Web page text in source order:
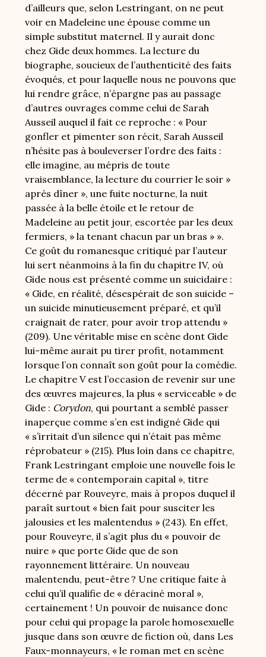
d’ailleurs que, selon Lestringant, on ne peut
voir en Madeleine une épouse comme un
simple substitut maternel. Il y aurait donc
chez Gide deux hommes. La lecture du
biographe, soucieux de l’authenticité des faits
évoqués, et pour laquelle nous ne pouvons que
lui rendre grâce, n’épargne pas au passage
d’autres ouvrages comme celui de Sarah
Ausseil auquel il fait ce reproche : « Pour
gonfler et pimenter son récit, Sarah Ausseil
n’hésite pas à bouleverser l’ordre des faits :
elle imagine, au mépris de toute
vraisemblance, la lecture du courrier le soir »
après dîner », une fuite nocturne, la nuit
passée à la belle étoile et le retour de
Madeleine au petit jour, escortée par les deux
fermiers, » la tenant chacun par un bras » ».
Ce goût du romanesque critiqué par l’auteur
lui sert néanmoins à la fin du chapitre IV, où
Gide nous est présenté comme un suicidaire :
« Gide, en réalité, désespérait de son suicide –
un suicide minutieusement préparé, et qu’il
craignait de rater, pour avoir trop attendu »
(209). Une véritable mise en scène dont Gide
lui-même aurait pu tirer profit, notamment
lorsque l’on connaît son goût pour la comédie.
Le chapitre V est l’occasion de revenir sur une
des œuvres majeures, la plus « serviceable » de
Gide : Corydon, qui pourtant a semblé passer
inaperçue comme s’en est indigné Gide qui
« s’irritait d’un silence qui n’était pas même
réprobateur » (215). Plus loin dans ce chapitre,
Frank Lestringant emploie une nouvelle fois le
terme de « contemporain capital », titre
décerné par Rouveyre, mais à propos duquel il
paraît surtout « bien fait pour susciter les
jalousies et les malentendus » (243). En effet,
pour Rouveyre, il s’agit plus du « pouvoir de
nuire » que porte Gide que de son
rayonnement littéraire. Un nouveau
malentendu, peut-être ? Une critique faite à
celui qu’il qualifie de « déraciné moral »,
certainement ! Un pouvoir de nuisance donc
pour celui qui propage la parole homosexuelle
jusque dans son œuvre de fiction où, dans Les
Faux-monnayeurs, « le roman met en scène